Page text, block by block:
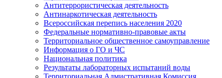
Антитеррористическая деятельность
Антинаркотическая деятельность
Всероссийская перепись населения 2020
Федеральные нормативно-правовые акты
Территориальное общественное самоуправление
Информация о ГО и ЧС
Национальная политика
Результаты лабораторных испытаний воды
Территориальная Адмистративная Комиссия